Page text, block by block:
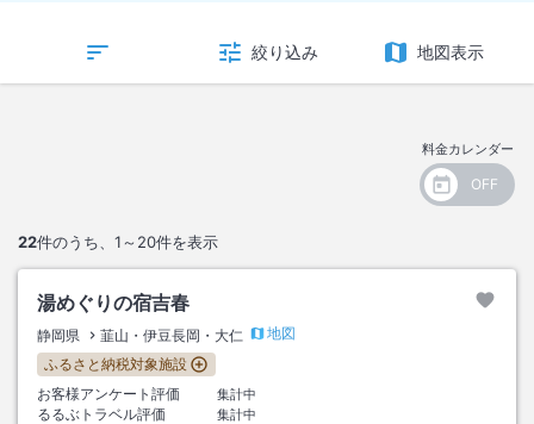
絞り込み 地図表示
料金カレンダー
22件のうち、 1～20件を表示
湯めぐりの宿吉春
静岡県 韮山・伊豆長岡・大仁
地図
ふるさと納税対象施設
お客様アンケート評価
集計中
るるぶトラベル評価
集計中